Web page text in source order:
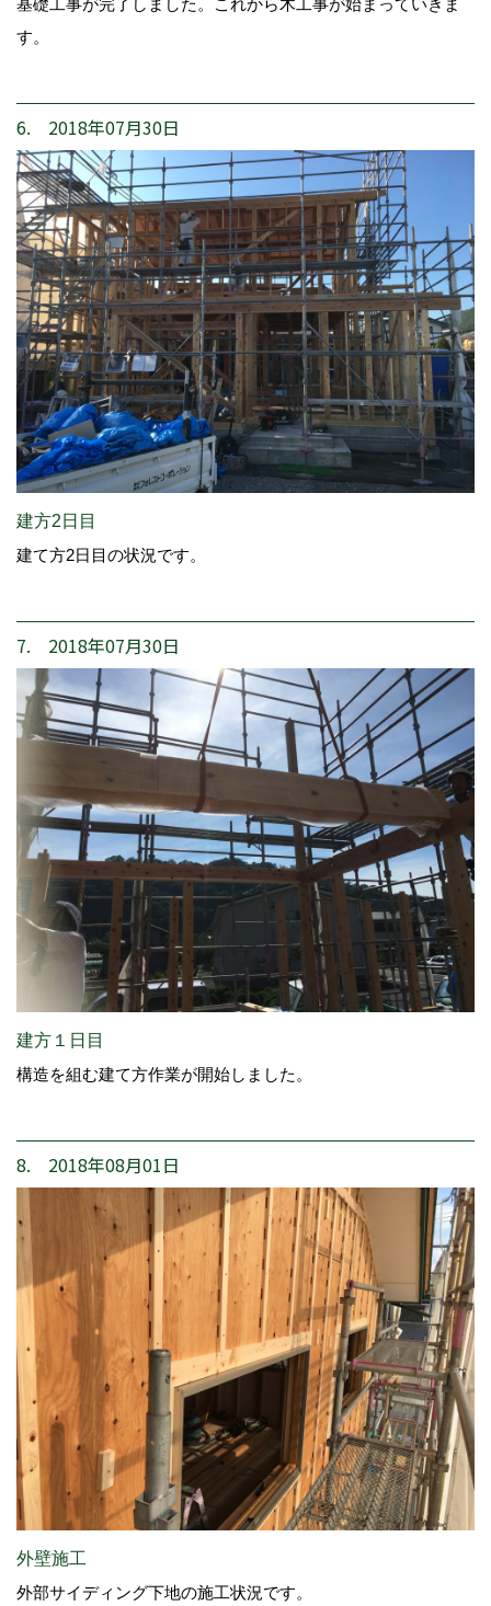
す。
6. 2018年07月30日
建方2日目
建て方2日目の状況です。
7. 2018年07月30日
建方１日目
構造を組む建て方作業が開始しました。
8. 2018年08月01日
外壁施工
外部サイディング下地の施工状況です。